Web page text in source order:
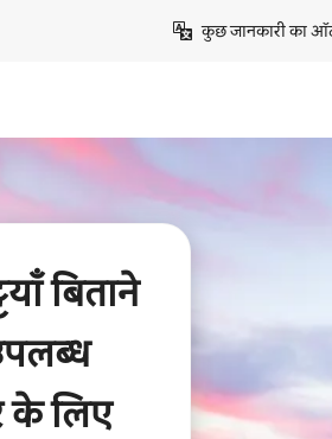
कुछ जानकारी का
बिताने
के लिए